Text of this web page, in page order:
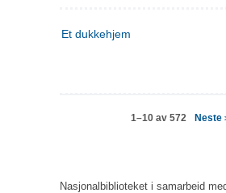
Et dukkehjem
1–10 av 572 Neste
Nasjonalbiblioteket i samarbeid